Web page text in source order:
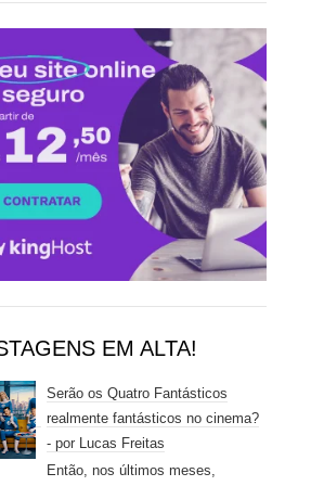
EM ALTA!
Serão os Quatro Fantásticos
realmente fantásticos no cinema?
- por Lucas Freitas
Então, nos últimos meses,